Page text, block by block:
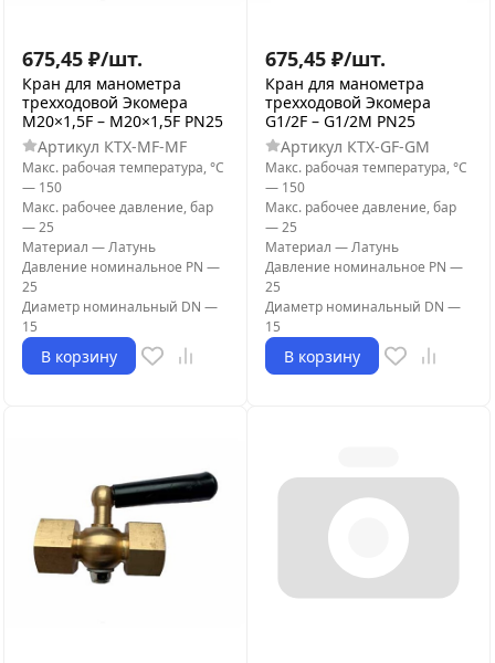
675,45 ₽/шт.
Кран для манометра
трехходовой Экомера
М20×1,5F – М20×1,5F PN25
Артикул КТХ-MF-MF
Макс. рабочая температура, °С
— 150
Макс. рабочее давление, бар
—25
Материал —Латунь
Давление номинальное PN —
25
Диаметр номинальный DN —
15
В корзину
675,45 ₽/шт.
Кран для манометра
трехходовой Экомера
G1/2F – G1/2M PN25
Артикул КТХ-GF-GM
Макс. рабочая температура, °С
— 150
Макс. рабочее давление, бар
—25
Материал —Латунь
Давление номинальное PN —
25
Диаметр номинальный DN —
15
В корзину